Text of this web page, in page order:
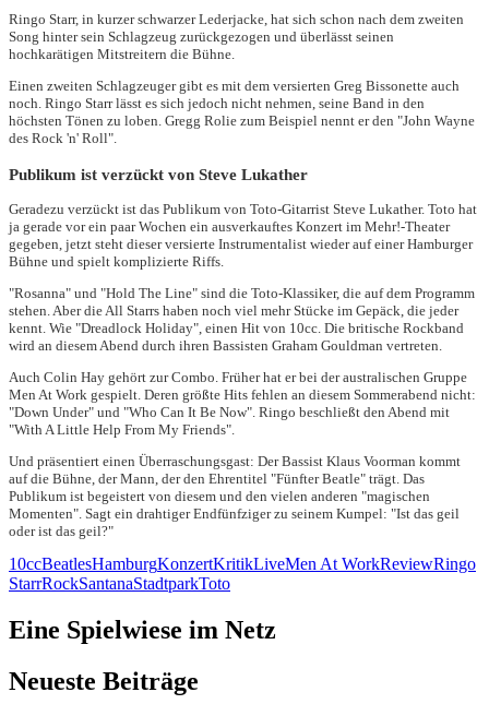
Ringo Starr, in kurzer schwarzer Lederjacke, hat sich schon nach dem zweiten
Song hinter sein Schlagzeug zurückgezogen und überlässt seinen
hochkarätigen Mitstreitern die Bühne.
Einen zweiten Schlagzeuger gibt es mit dem versierten Greg Bissonette auch
noch. Ringo Starr lässt es sich jedoch nicht nehmen, seine Band in den
höchsten Tönen zu loben. Gregg Rolie zum Beispiel nennt er den "John Wayne
des Rock 'n' Roll".
Publikum ist verzückt von Steve Lukather
Geradezu verzückt ist das Publikum­ von Toto-Gitarrist Steve Luka­ther. Toto hat
ja gerade vor ein paar Wochen ein ausverkauftes Konzert im Mehr!-Theater
gegeben, jetzt steht dieser versierte Instrumentalist wieder auf einer Hamburger
Bühne und spielt komplizierte Riffs.
"Rosanna" und "Hold The Line" sind die Toto-Klassiker, die auf dem Programm
stehen. Aber die All Starrs haben noch viel mehr Stücke im Gepäck, die jeder
kennt. Wie "Dreadlock Holiday", einen Hit von 10cc. Die britische Rockband
wird an diesem Abend durch ihren Bassisten Graham Gouldman vertreten.
Auch Colin Hay gehört zur Combo. Früher hat er bei der australischen Gruppe
Men At Work gespielt. Deren größte Hits fehlen an diesem Sommerabend nicht:
"Down Under" und "Who Can It Be Now". Ringo beschließt den Abend mit
"With A Little Help From My Friends".
Und präsentiert einen Überraschungsgast: Der Bassist Klaus Voorman kommt
auf die Bühne, der Mann, der den Ehrentitel "Fünfter Beatle" trägt. Das
Publikum ist begeistert von diesem und den vielen anderen "magischen
Momenten". Sagt ein drahtiger Endfünfziger zu seinem Kumpel: "Ist das geil
oder ist das geil?"
10ccBeatlesHamburgKonzertKritikLiveMen At WorkReviewRingo
StarrRockSantanaStadtparkToto
Eine Spielwiese im Netz
Neueste Beiträge